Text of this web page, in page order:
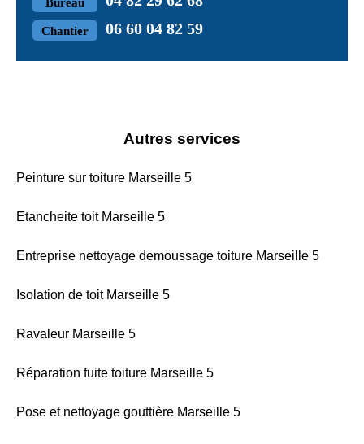
Chantier 06 60 04 82 59
Autres services
Peinture sur toiture Marseille 5
Etancheite toit Marseille 5
Entreprise nettoyage demoussage toiture Marseille 5
Isolation de toit Marseille 5
Ravaleur Marseille 5
Réparation fuite toiture Marseille 5
Pose et nettoyage gouttière Marseille 5